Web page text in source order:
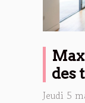
des
Jeudi 5